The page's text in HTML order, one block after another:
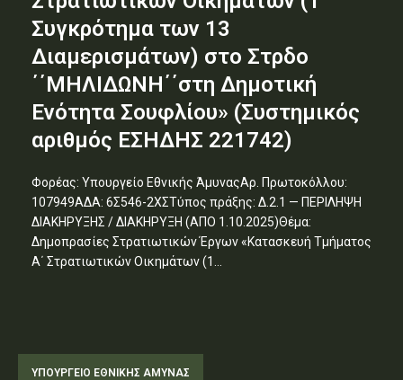
Συγκρότημα των 13
Διαμερισμάτων) στο Στρδο
΄΄ΜΗΛΙΔΩΝΗ΄΄στη Δημοτική
Ενότητα Σουφλίου» (Συστημικός
αριθμός ΕΣΗΔΗΣ 221742)
Φορέας: Υπουργείο Εθνικής ΆμυναςΑρ. Πρωτοκόλλου:
107949ΑΔΑ: 6Σ546-2ΧΣΤύπος πράξης: Δ.2.1 — ΠΕΡΙΛΗΨΗ
ΔΙΑΚΗΡΥΞΗΣ / ΔΙΑΚΗΡΥΞΗ (ΑΠΟ 1.10.2025)Θέμα:
Δημοπρασίες Στρατιωτικών Έργων «Κατασκευή Τμήματος
Α΄ Στρατιωτικών Οικημάτων (1...
ΥΠΟΥΡΓΕΊΟ ΕΘΝΙΚΉΣ ΆΜΥΝΑΣ